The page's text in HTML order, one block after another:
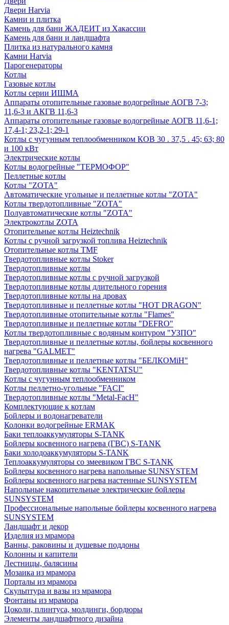
Двери Harvia
Камни и плитка
Камень для бани ЖАДЕИТ из Хакассии
Камень для бани и ландшафта
Плитка из натурального камня
Камни Harvia
Парогенераторы
Котлы
Газовые котлы
Котлы серии ИШМА
Аппараты отопительные газовые водогрейные АОГВ 7-3;
11,6-3 и АКГВ 11,6-3
Аппараты отопительные газовые водогрейные АОГВ 11,6-1;
17,4-1; 23,2-1; 29-1
Котлы с чугунным теплообменником КОВ 30 . 37,5 . 45; 63; 80
и 100 кВт
Электрические котлы
Котлы водогрейные "ТЕРМОФОР"
Пеллетные котлы
Котлы "ZOTA"
Автоматические угольные и пеллетные котлы "ZOTA"
Котлы твердотопливные "ZOTA"
Полуавтоматические котлы "ZOTA"
Электрокотлы ZOTA
Отопительные котлы Heiztechnik
Котлы с ручной загрузкой топлива Heiztechnik
Отопительные котлы TMF
Твердотопливные котлы Stoker
Твердотопливные котлы
Твердотопливные котлы с ручной загрузкой
Твердотопливные котлы длительного горения
Твердотопливные котлы на дровах
Твердотопливные и пеллетные котлы "HOT DRAGON"
Твердотопливные отопительные котлы "Flames"
Твердотопливные и пеллетные котлы "DEFRO"
Котлы твердотопливные с водяным контуром "УЗПО"
Твердотопливные и пеллетные котлы, бойлеры косвенного
нагрева "GALMET"
Твердотопливные и пеллетные котлы "БЕЛКОМiН"
Твердотопливные котлы "KENTATSU"
Котлы с чугунным теплообменником
Котлы пеллетно-угольные "FACI"
Твердотопливные котлы "Metal-FacH"
Комплектующие к котлам
Бойлеры и водонагреватели
Колонки водогрейные ERMAK
Баки теплоаккумуляторы S-TANK
Бойлеры косвенного нагрева (ГВС) S-TANK
Баки холодоаккумуляторы S-TANK
Теплоаккумуляторы со змеевиком ГВС S-TANK
Бойлеры косвенного нагрева напольные SUNSYSTEM
Бойлеры косвенного нагрева настенные SUNSYSTEM
Напольные накопительные электрические бойлеры
SUNSYSTEM
Профессиональные напольные бойлеры косвенного нагрева
SUNSYSTEM
Ландшафт и декор
Изделия из мрамора
Ванны, раковины и душевые поддоны
Колонны и капители
Лестницы, балясины
Мозаика из мрамора
Порталы из мрамора
Скульптура и вазы из мрамора
Фонтаны из мрамора
Цоколи, плинтуса, молдинги, бордюры
Элементы ландшафтного дизайна